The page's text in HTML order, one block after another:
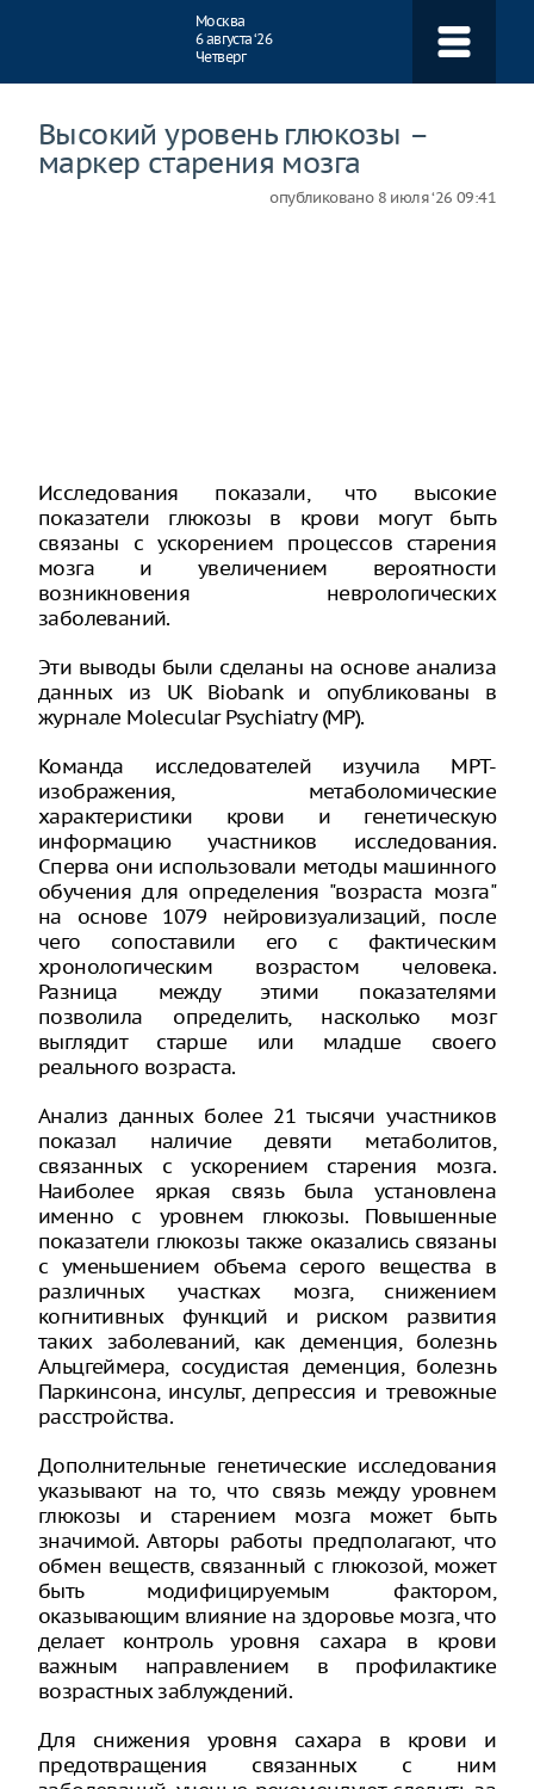
Москва
6 августа ‘26
Четверг
Высокий уровень глюкозы –
маркер старения мозга
опубликовано 8 июля ‘26 09:41
Исследования показали, что высокие
показатели глюкозы в крови могут быть
связаны с ускорением процессов старения
мозга и увеличением вероятности
возникновения неврологических
заболеваний.
Эти выводы были сделаны на основе анализа
данных из UK Biobank и опубликованы в
журнале Molecular Psychiatry (MP).
Команда исследователей изучила МРТ-
изображения, метаболомические
характеристики крови и генетическую
информацию участников исследования.
Сперва они использовали методы машинного
обучения для определения "возраста мозга"
на основе 1079 нейровизуализаций, после
чего сопоставили его с фактическим
хронологическим возрастом человека.
Разница между этими показателями
позволила определить, насколько мозг
выглядит старше или младше своего
реального возраста.
Анализ данных более 21 тысячи участников
показал наличие девяти метаболитов,
связанных с ускорением старения мозга.
Наиболее яркая связь была установлена
именно с уровнем глюкозы. Повышенные
показатели глюкозы также оказались связаны
с уменьшением объема серого вещества в
различных участках мозга, снижением
когнитивных функций и риском развития
таких заболеваний, как деменция, болезнь
Альцгеймера, сосудистая деменция, болезнь
Паркинсона, инсульт, депрессия и тревожные
расстройства.
Дополнительные генетические исследования
указывают на то, что связь между уровнем
глюкозы и старением мозга может быть
значимой. Авторы работы предполагают, что
обмен веществ, связанный с глюкозой, может
быть модифицируемым фактором,
оказывающим влияние на здоровье мозга, что
делает контроль уровня сахара в крови
важным направлением в профилактике
возрастных заблуждений.
Для снижения уровня сахара в крови и
предотвращения связанных с ним